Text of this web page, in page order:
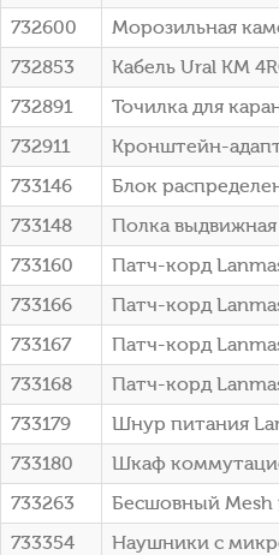
732600
Морозильная
732853
Кабель Ural КМ
732891
Точилка для
732911
Кронштейн-
733146
Блок
733148
Полка выдвижная
733160
Патч-корд
733166
Патч-корд
733167
Патч-корд
733168
Патч-корд
733179
Шнур питания
733180
Шкаф
733263
Бесшовный Mesh
733354
Наушники с